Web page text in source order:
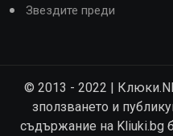
Звездите преди
© 2013 - 2022 |
зползването и
съдържание на Kliuki.bg